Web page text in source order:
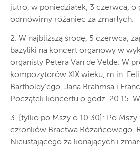
jutro, w poniedziałek, 3 czerwca, o
odmówimy różaniec za zmarłych.
2. W najbliższą środę, 5 czerwca,
bazyliki na koncert organowy w
organisty Petera Van de Velde. W
kompozytorów XIX wieku, m.in.
Bartholdy’ego, Jana Brahmsa i
Początek koncertu o godz. 20.15.
3. [tylko po Mszy o 10.30]: Po Mszy
członków Bractwa Różańcowego,
Nieustającego za konających i